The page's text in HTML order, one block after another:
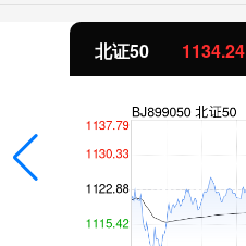
北证50 1134.24